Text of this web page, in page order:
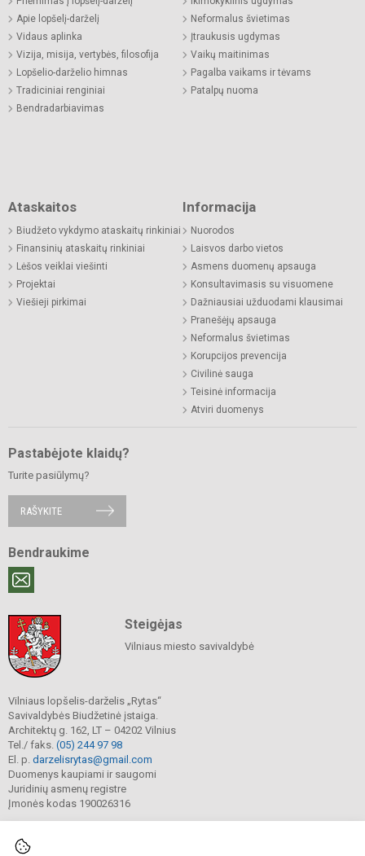
Apie lopšelį-darželį
Vidaus aplinka
Vizija, misija, vertybės, filosofija
Lopšelio-darželio himnas
Tradiciniai renginiai
Bendradarbiavimas
Neformalus švietimas
Įtraukusis ugdymas
Vaikų maitinimas
Pagalba vaikams ir tėvams
Patalpų nuoma
Ataskaitos
Biudžeto vykdymo ataskaitų rinkiniai
Finansinių ataskaitų rinkiniai
Lėšos veiklai viešinti
Projektai
Viešieji pirkimai
Informacija
Nuorodos
Laisvos darbo vietos
Asmens duomenų apsauga
Konsultavimasis su visuomene
Dažniausiai užduodami klausimai
Pranešėjų apsauga
Neformalus švietimas
Korupcijos prevencija
Civilinė sauga
Teisinė informacija
Atviri duomenys
Pastabėjote klaidų?
Turite pasiūlymų?
RAŠYKITE
Bendraukime
Steigėjas
Vilniaus miesto savivaldybė
Vilniaus lopšelis-darželis „Rytas“
Savivaldybės Biudžetinė įstaiga.
Architektų g. 162, LT – 04202 Vilnius
Tel./ faks. (05) 244 97 98
El. p. darzelisrytas@gmail.com
Duomenys kaupiami ir saugomi
Juridinių asmenų registre
Įmonės kodas 190026316